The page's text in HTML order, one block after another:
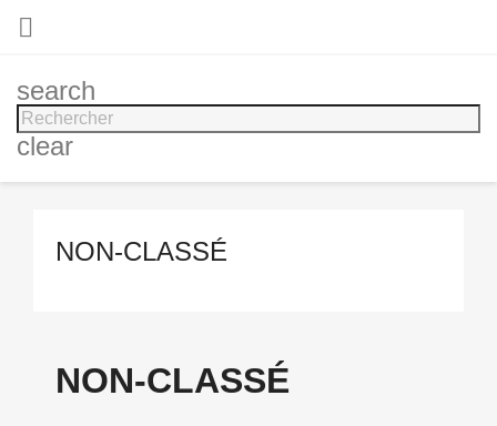

search
clear
NON-CLASSÉ
NON-CLASSÉ